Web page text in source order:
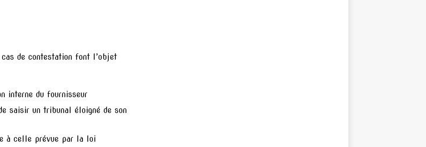
de contestation font l’objet
interne du fournisseur
saisir un tribunal éloigné de son
à celle prévue par la loi